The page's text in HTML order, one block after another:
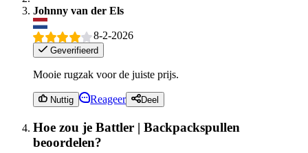
Johnny van der Els
8-2-2026
Geverifieerd
Mooie rugzak voor de juiste prijs.
Nuttig Reageer Deel
Hoe zou je Battler | Backpackspullen
beoordelen?